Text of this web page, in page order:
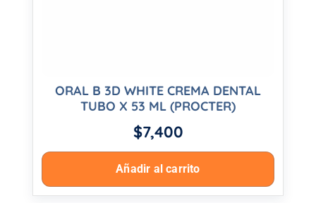
ORAL B 3D WHITE CREMA DENTAL
TUBO X 53 ML (PROCTER)
$7,400
Añadir al carrito